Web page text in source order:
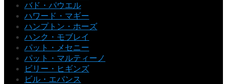
バド・パウエル
ハワード・マギー
ハンプトン・ホーズ
ハンク・モブレイ
パット・メセニー
パット・マルティーノ
ビリー・ヒギンズ
ビル・エバンス